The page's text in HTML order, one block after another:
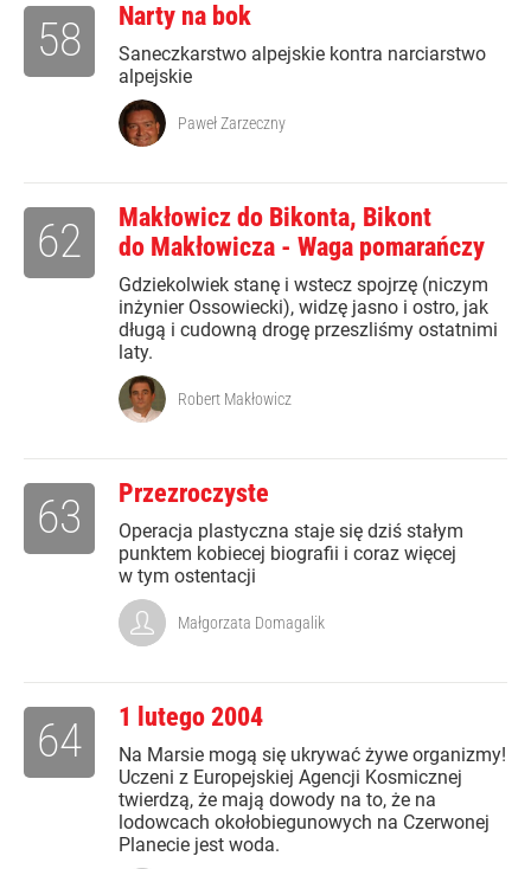
Narty na bok
Saneczkarstwo alpejskie kontra narciarstwo
alpejskie
58
Paweł Zarzeczny
Makłowicz do Bikonta, Bikont
do Makłowicza - Waga pomarańczy
Gdziekolwiek stanę i wstecz spojrzę (niczym
inżynier Ossowiecki), widzę jasno i ostro, jak
długą i cudowną drogę przeszliśmy ostatnimi
laty.
62
Robert Makłowicz
Przezroczyste
Operacja plastyczna staje się dziś stałym
punktem kobiecej biografii i coraz więcej
w tym ostentacji
63
Małgorzata Domagalik
1 lutego 2004
Na Marsie mogą się ukrywać żywe organizmy!
Uczeni z Europejskiej Agencji Kosmicznej
twierdzą, że mają dowody na to, że na
lodowcach okołobiegunowych na Czerwonej
Planecie jest woda.
64